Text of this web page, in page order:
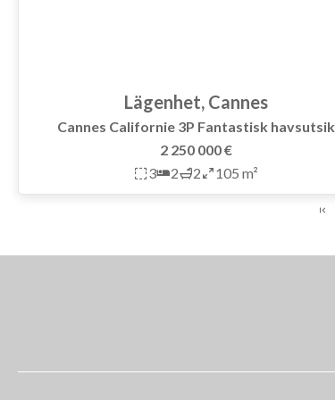
Lägenhet, Cannes
Cannes Californie 3P Fantastisk havsutsik
2 250 000 €
3
2 2 105 m²